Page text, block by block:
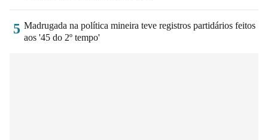
5 Madrugada na política mineira teve registros partidários feitos
aos '45 do 2º tempo'